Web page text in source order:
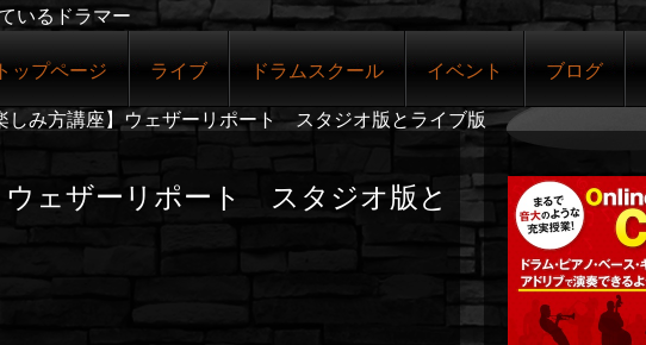
いるドラマー
トップページ ライブ ドラムスクール イベント ブログ
しみ方講座】ウェザーリポート スタジオ版とライブ版
ウェザーリポート スタジオ版と